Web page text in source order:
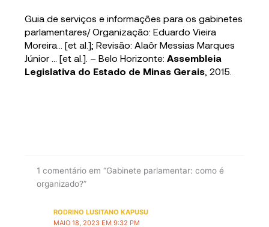
Guia de serviços e informações para os gabinetes
parlamentares/ Organização: Eduardo Vieira
Moreira… [et al.]; Revisão: Alaôr Messias Marques
Júnior … [et al.]. – Belo Horizonte:Assembleia
Legislativa do Estado de Minas Gerais , 2015.
1 comentário em “Gabinete parlamentar: como é
organizado?”
RODRINO LUSITANO KAPUSU
MAIO 18, 2023 EM 9:32 PM